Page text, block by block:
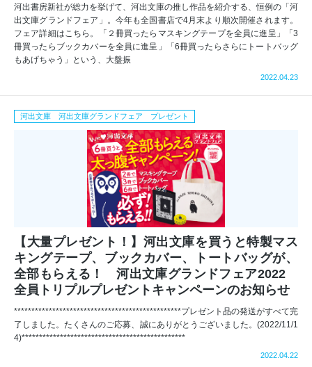
河出書房新社が総力を挙げて、河出文庫の推し作品を紹介する、恒例の「河
出文庫グランドフェア」。今年も全国書店で4月末より順次開催されます。
フェア詳細はこちら。「２冊買ったらマスキングテープを全員に進呈」「3
冊買ったらブックカバーを全員に進呈」「6冊買ったらさらにトートバッグ
もあげちゃう」という、大盤振
2022.04.23
河出文庫 河出文庫グランドフェア プレゼント
【大量プレゼント！】河出文庫を買うと特製マス
キングテープ、ブックカバー、トートバッグが、
全部もらえる！ 河出文庫グランドフェア2022
全員トリプルプレゼントキャンペーンのお知らせ
************************************************プレゼント品の発送がすべて完
了しました。たくさんのご応募、誠にありがとうございました。(2022/11/1
4)***********************************************
2022.04.22